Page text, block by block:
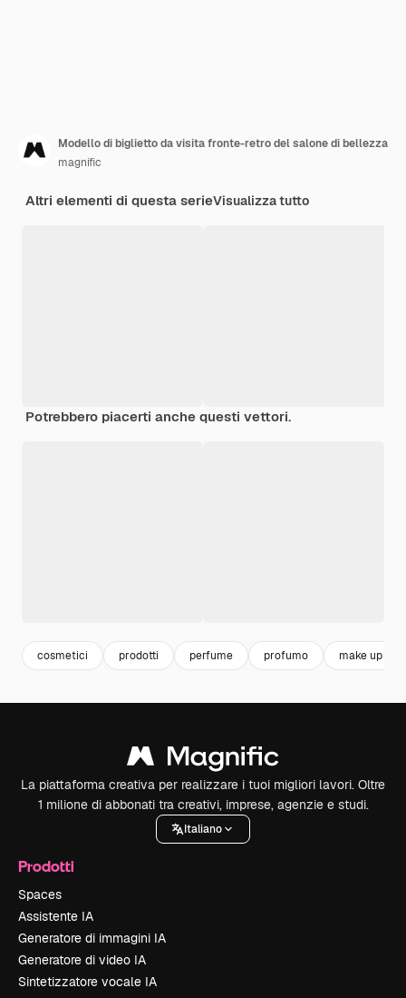
Modello di biglietto da visita fronte-retro del salone di bellezza
magnific
Altri elementi di questa serieVisualizza tutto
Potrebbero piacerti anche questi vettori.
cosmetici prodotti perfume profumo make up
La piattaforma creativa per realizzare i tuoi migliori lavori. Oltre
1 milione di abbonati tra creativi, imprese, agenzie e studi.
Italiano
Prodotti
Spaces
Assistente IA
Generatore di immagini IA
Generatore di video IA
Sintetizzatore vocale IA